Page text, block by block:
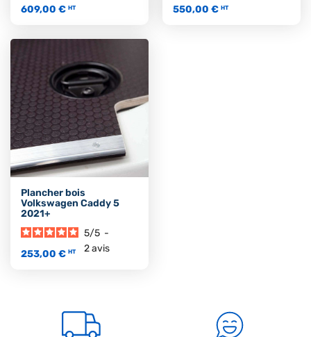
609,00 € HT 550,00 € HT
Plancher bois
Volkswagen Caddy 5
2021+
5/5 -
2avis
253,00 € HT